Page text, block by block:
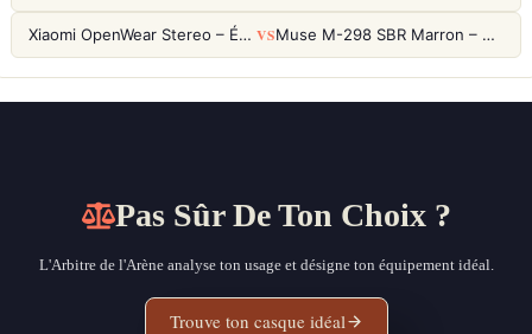
Xiaomi OpenWear Stereo – Écouteurs Open-Ear Hi-Res avec réduction de fuite sonore VS Muse M-298 SBR Marron – Casque Bluetooth ANC avec 66h d'autonomie
Pas Sûr De Ton Choix ?
L'Arbitre de l'Arène analyse ton usage et désigne ton équipement idéal.
Trouve ton casque idéal